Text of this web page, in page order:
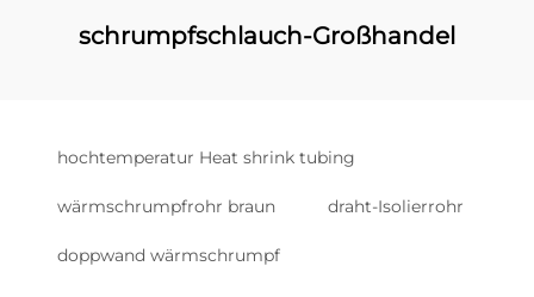
schrumpfschlauch-Großhandel
hochtemperatur Heat shrink tubing
wärmschrumpfrohr braun draht-Isolierrohr
doppwand wärmschrumpf